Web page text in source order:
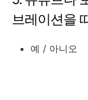
브레이션을
예 / 아니오